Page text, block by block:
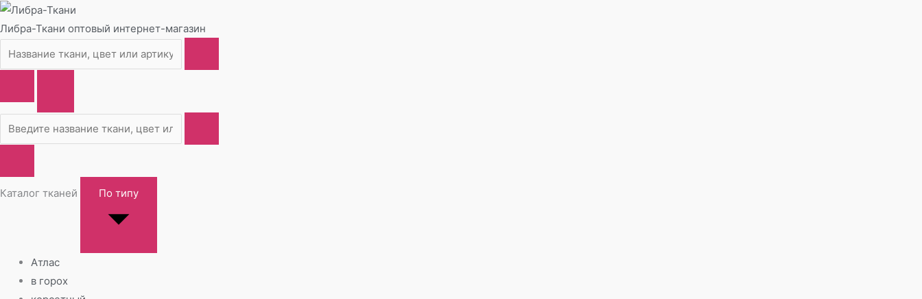
Либра-Ткани оптовый интернет-магазин
Каталог тканей По типу
Атлас
в горох